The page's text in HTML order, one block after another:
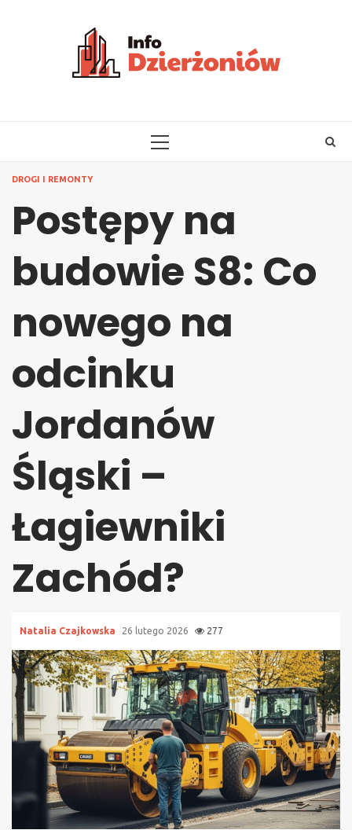
PRIMARY
DROGI I REMONTY
Postępy na
budowie S8: Co
nowego na
odcinku
Jordanów
Śląski –
Łagiewniki
Zachód?
Natalia Czajkowska 26 lutego 2026 277